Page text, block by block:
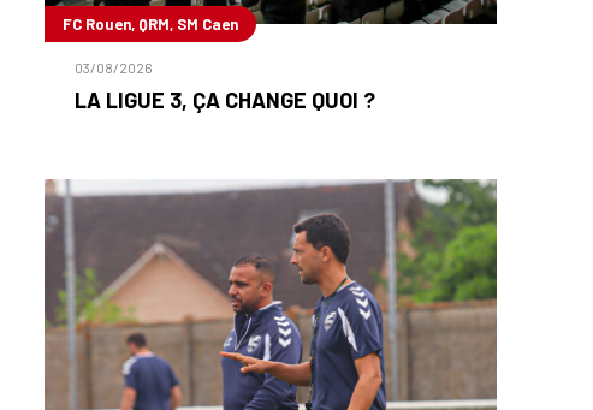
FC Rouen, QRM, SM Caen
03/08/2026
LA LIGUE 3, ÇA CHANGE QUOI ?